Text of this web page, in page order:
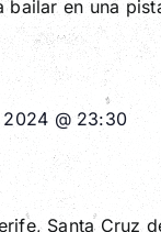
bailar en una
@ 23:30
Santa Cruz